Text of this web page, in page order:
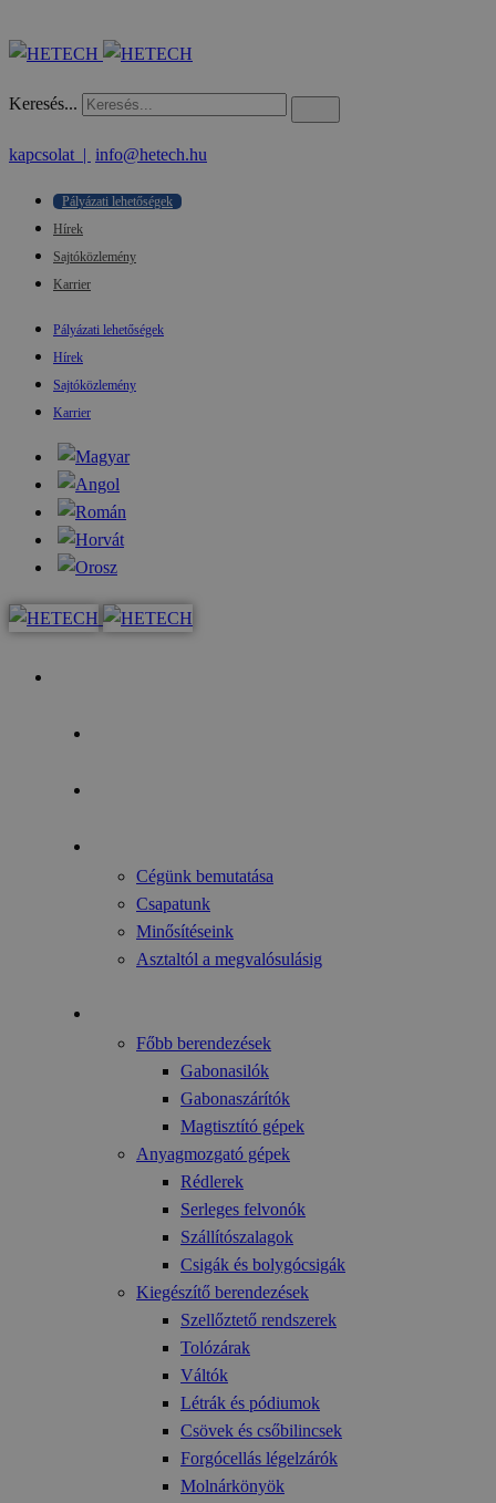
Keresés...
kapcsolat | info@hetech.hu
Pályázati lehetőségek
Hírek
Sajtóközlemény
Karrier
Pályázati lehetőségek
Hírek
Sajtóközlemény
Karrier
Cégünk bemutatása
Csapatunk
Minősítéseink
Asztaltól a megvalósulásig
Főbb berendezések
Gabonasilók
Gabonaszárítók
Magtisztító gépek
Anyagmozgató gépek
Rédlerek
Serleges felvonók
Szállítószalagok
Csigák és bolygócsigák
Kiegészítő berendezések
Szellőztető rendszerek
Tolózárak
Váltók
Létrák és pódiumok
Csövek és csőbilincsek
Forgócellás légelzárók
Molnárkönyök